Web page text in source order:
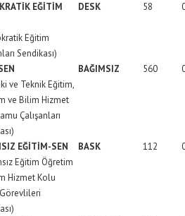
EĞİTİM
DESK 58
Eğitim
Sendikası)
BAĞIMSIZ 560
ve Teknik Eğitim,
ve Bilim Hizmet
Çalışanları
EĞİTİM-SEN
BASK 112
Eğitim Öğretim
Hizmet Kolu